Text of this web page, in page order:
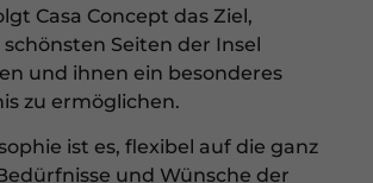
Casa Concept das Ziel,
Seiten der Insel
und ihnen ein besonderes
zu ermöglichen.
ist es, flexibel auf die ganz
und Wünsche der